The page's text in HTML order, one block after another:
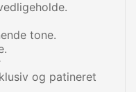
tone.
og patineret